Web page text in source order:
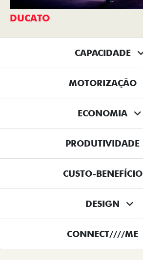
DUCATO
CAPACIDADE
MOTORIZAÇÃO
ECONOMIA
PRODUTIVIDADE
CUSTO-BENEFÍCIO
DESIGN
CONNECT////ME